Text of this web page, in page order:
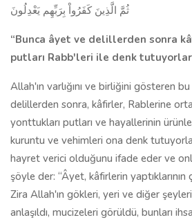
ثُمَّ الَّذِينَ كَفَرُواْ بِرَبِّهِم يَعْدِلُونَ
“Bunca âyet ve de­lillerden sonra
putları Rabb'leri ile denk
Allah'ın varlığını ve birliğini gösteren bu
delillerden sonra, kâfirler, Rablerine
yonttukları putları ve hayallerinin
kuruntu ve vehim­leri ona denk
hayret verici olduğunu ifade eder ve
şöyle der: “Âyet, kâfirlerin
Zira Allah'ın gökleri, yeri ve diğer
anlaşıldı, mucizeleri görüldü, bunları